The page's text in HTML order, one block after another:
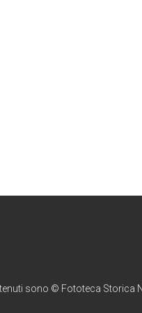
sono © Fototeca Storica